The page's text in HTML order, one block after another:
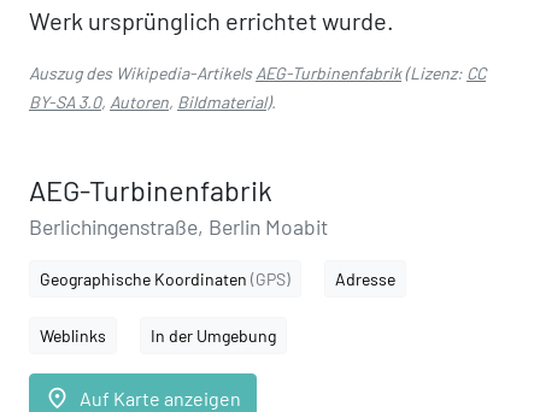
Werk ursprünglich errichtet wurde.
Auszug des Wikipedia-ArtikelsAEG-Turbinenfabrik(Lizenz: CC
BY-SA 3.0, Autoren, Bildmaterial).
AEG-Turbinenfabrik
Berlichingenstraße, Berlin Moabit
Geographische Koordinaten (GPS) Adresse
Weblinks In der Umgebung
place Auf Karte anzeigen